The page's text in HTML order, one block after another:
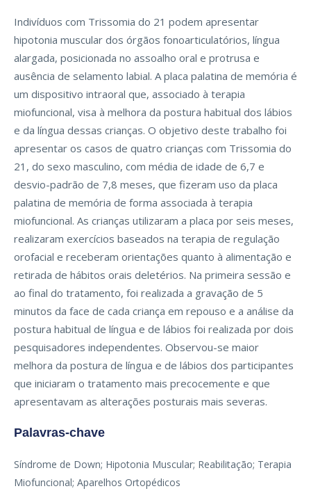
Indivíduos com Trissomia do 21 podem apresentar
hipotonia muscular dos órgãos fonoarticulatórios, língua
alargada, posicionada no assoalho oral e protrusa e
ausência de selamento labial. A placa palatina de memória é
um dispositivo intraoral que, associado à terapia
miofuncional, visa à melhora da postura habitual dos lábios
e da língua dessas crianças. O objetivo deste trabalho foi
apresentar os casos de quatro crianças com Trissomia do
21, do sexo masculino, com média de idade de 6,7 e
desvio-padrão de 7,8 meses, que fizeram uso da placa
palatina de memória de forma associada à terapia
miofuncional. As crianças utilizaram a placa por seis meses,
realizaram exercícios baseados na terapia de regulação
orofacial e receberam orientações quanto à alimentação e
retirada de hábitos orais deletérios. Na primeira sessão e
ao final do tratamento, foi realizada a gravação de 5
minutos da face de cada criança em repouso e a análise da
postura habitual de língua e de lábios foi realizada por dois
pesquisadores independentes. Observou-se maior
melhora da postura de língua e de lábios dos participantes
que iniciaram o tratamento mais precocemente e que
apresentavam as alterações posturais mais severas.
Palavras-chave
Síndrome de Down; Hipotonia Muscular; Reabilitação; Terapia
Miofuncional; Aparelhos Ortopédicos